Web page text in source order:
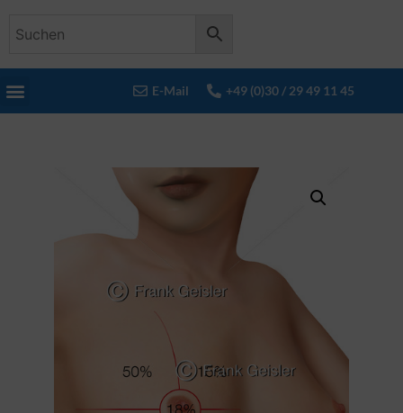
E-Mail +49 (0)30 / 29 49 11 45